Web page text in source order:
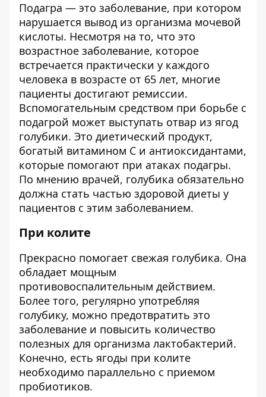
Подагра — это заболевание, при котором
нарушается вывод из организма мочевой
кислоты. Несмотря на то, что это
возрастное заболевание, которое
встречается практически у каждого
человека в возрасте от 65 лет, многие
пациенты достигают ремиссии.
Вспомогательным средством при борьбе с
подагрой может выступать отвар из ягод
голубики. Это диетический продукт,
богатый витамином С и антиоксидантами,
которые помогают при атаках подагры.
По мнению врачей, голубика обязательно
должна стать частью здоровой диеты у
пациентов с этим заболеванием.
При колите
Прекрасно помогает свежая голубика. Она
обладает мощным
противовоспалительным действием.
Более того, регулярно употребляя
голубику, можно предотвратить это
заболевание и повысить количество
полезных для организма лактобактерий.
Конечно, есть ягоды при колите
необходимо параллельно с приемом
пробиотиков.